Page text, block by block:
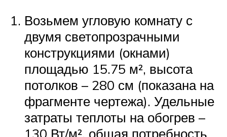
Возьмем угловую комнату с
двумя светопрозрачными
конструкциями (окнами)
площадью 15.75 м², высота
потолков – 280 см (показана на
фрагменте чертежа). Удельные
затраты теплоты на обогрев –
130 Вт/м², общая потребность